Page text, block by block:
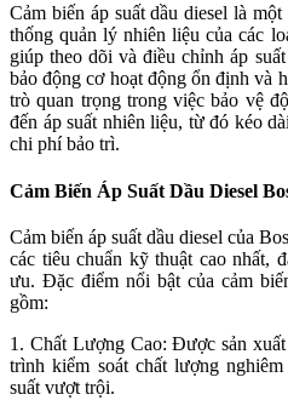
Cảm biến áp suất dầu diesel là
thống quản lý nhiên liệu của các
giúp theo dõi và điều chỉnh áp
bảo động cơ hoạt động ổn định và
trò quan trọng trong việc bảo vệ
đến áp suất nhiên liệu, từ đó kéo
chi phí bảo trì.
Cảm Biến Áp Suất Dầu Diesel
Cảm biến áp suất dầu diesel của
các tiêu chuẩn kỹ thuật cao nhất,
ưu. Đặc điểm nổi bật của cảm
gồm:
1. Chất Lượng Cao: Được sản
trình kiểm soát chất lượng
suất vượt trội.